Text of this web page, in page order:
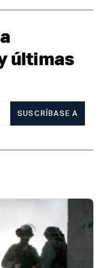
últimas
SUSCRÍBASE A